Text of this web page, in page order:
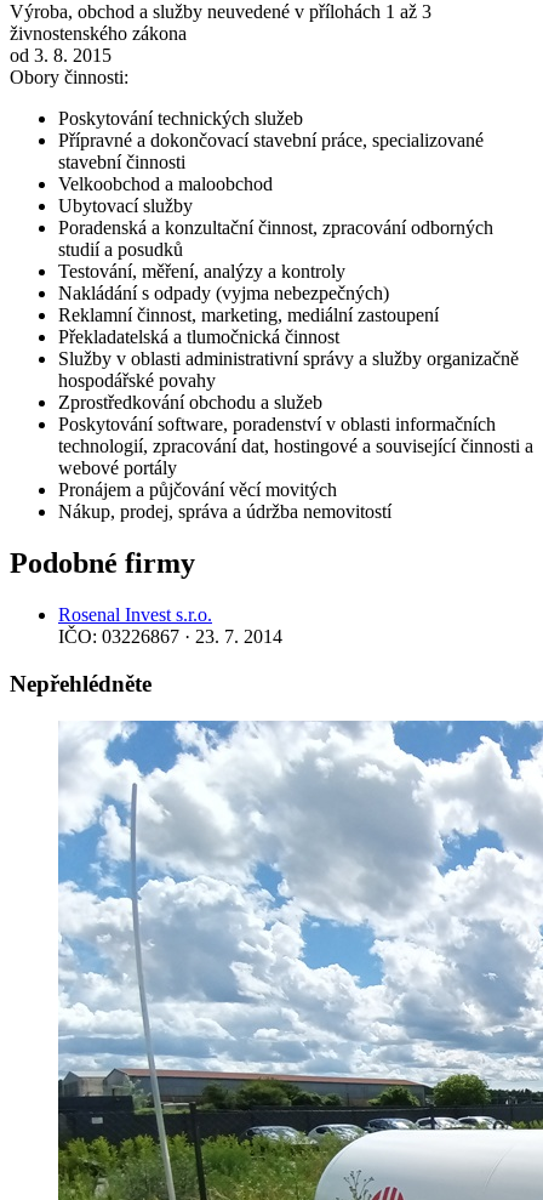
Výroba, obchod a služby neuvedené v přílohách 1 až 3
živnostenského zákona
od 3. 8. 2015
Obory činnosti:
Poskytování technických služeb
Přípravné a dokončovací stavební práce, specializované
stavební činnosti
Velkoobchod a maloobchod
Ubytovací služby
Poradenská a konzultační činnost, zpracování odborných
studií a posudků
Testování, měření, analýzy a kontroly
Nakládání s odpady (vyjma nebezpečných)
Reklamní činnost, marketing, mediální zastoupení
Překladatelská a tlumočnická činnost
Služby v oblasti administrativní správy a služby organizačně
hospodářské povahy
Zprostředkování obchodu a služeb
Poskytování software, poradenství v oblasti informačních
technologií, zpracování dat, hostingové a související činnosti a
webové portály
Pronájem a půjčování věcí movitých
Nákup, prodej, správa a údržba nemovitostí
Podobné firmy
Rosenal Invest s.r.o.
IČO: 03226867 · 23. 7. 2014
Nepřehlédněte